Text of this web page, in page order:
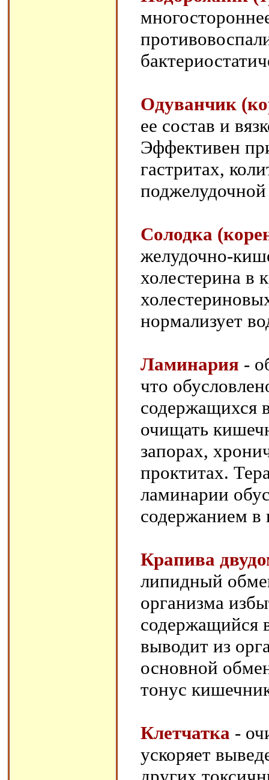
Одуванчик
ее состав и
Эффективен
гастритах,
Солодка
желудочно-
холестерина в
нормализует
Ламинария -
что
содержащихся
очищать
запорах,
проктитах.
ламинарии
содержанием в
Крапива
липидный
организма
содержащийся
выводит из
основной
тонус
Клетчатка -
ускоряет